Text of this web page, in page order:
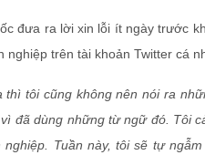
đưa ra lời xin lỗi ít ngày trước
trên tài khoản Twitter cá
tôi cũng không nên nói ra
đã dùng những từ ngữ đó. Tôi
Tuần này, tôi sẽ tự